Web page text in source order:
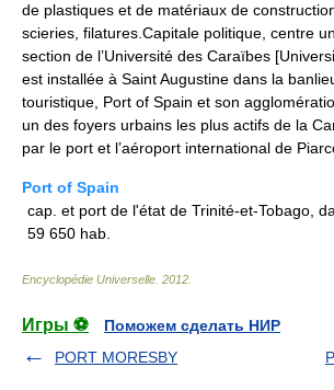
de plastiques et de matériaux de
scieries, filatures.Capitale politique, centre
section de l’Université des Caraïbes
est installée à Saint Augustine dans la
touristique, Port of Spain et son
un des foyers urbains les plus actifs de la
par le port et l’aéroport international de
Port of Spain
cap. et port de l'état de Trinité-et-Tobago,
59 650 hab.
Encyclopédie Universelle 2012
Игры ⚽
Поможем сделать НИР
PORT MORESBY